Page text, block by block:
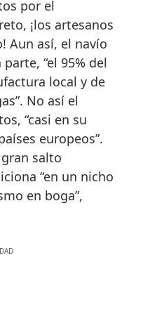
por el
¡los artesanos
Aun así, el navío
“el 95% del
local y de
No así el
“casi en su
europeos”.
salto
“en un nicho
en boga”,